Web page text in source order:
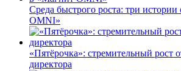
Среда быстрого роста: три
OMNI»
«Пятёрочка»: стремительный рост
директора